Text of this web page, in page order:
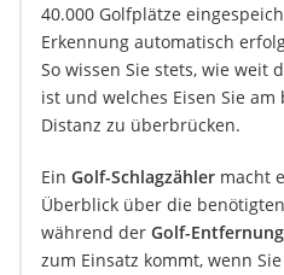
40.000 Golfplätze
Erkennung automatisch
So wissen Sie stets, wie weit
ist und welches Eisen Sie
Distanz zu überbrücken.
Ein Golf-Schlagzähler macht
Überblick über die
während der Golf-
zum Einsatz kommt, wenn